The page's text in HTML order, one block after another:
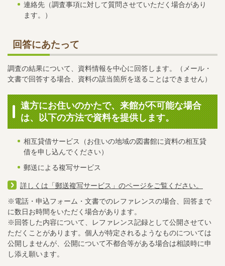
連絡先（調査事項に対して質問させていただく場合があり
ます。）
回答にあたって
調査の結果について、資料情報を中心に回答します。（メール・
文書で回答する場合、資料の該当箇所を送ることはできません）
遠方にお住いのかたで、来館が不可能な場合
は、以下の方法で資料を提供します。
相互貸借サービス（お住いの地域の図書館に資料の相互貸
借を申し込んでください）
郵送による複写サービス
詳しくは「郵送複写サービス」のページをご覧ください。
※電話・申込フォーム・文書でのレファレンスの場合、回答まで
に数日お時間をいただく場合があります。
※回答した内容について、レファレンス記録として公開させてい
ただくことがあります。個人が特定されるようなものについては
公開しませんが、公開について不都合等がある場合は相談時に申
し添え願います。